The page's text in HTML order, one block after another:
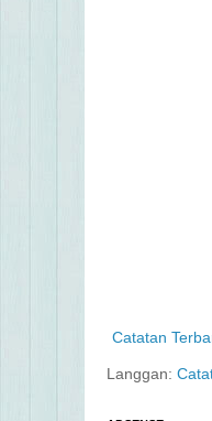
Catatan
Langgan: